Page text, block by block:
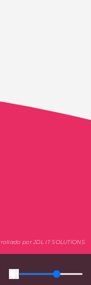
por JDL IT SOLUTIONS